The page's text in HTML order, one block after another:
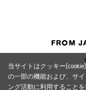
当サイトはクッキー
の一部の機能および、サ
ング活動に利用することを